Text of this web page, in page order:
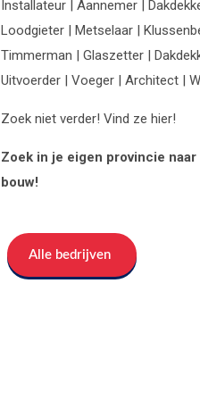
Installateur | Aannemer |
Loodgieter | Metselaar |
Timmerman | Glaszetter |
Uitvoerder | Voeger | Architect |
Zoek niet verder! Vind ze hier!
Zoek in je eigen provincie
bouw!
Alle bedrijven